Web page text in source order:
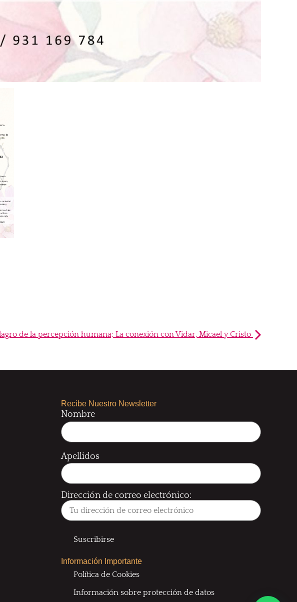
de la percepción humana; La conexión con Vidar, Micael y Cristo
Recibe Nuestro Newsletter
Nombre
Apellidos
Dirección de correo electrónico:
Información Importante
Política de Cookies
Información sobre protección de datos